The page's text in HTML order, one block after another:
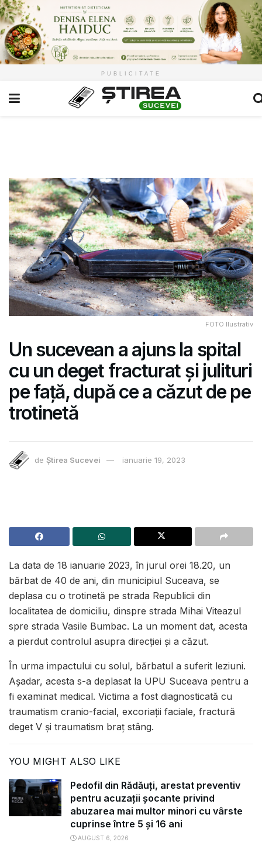
PUBLICITATE
FOTO Ilustrativ
Un sucevean a ajuns la spital
cu un deget fracturat și julituri
pe față, după ce a căzut de pe
trotinetă
de Știrea Sucevei ianuarie 19, 2023
La data de 18 ianuarie 2023, în jurul orei 18.20, un
bărbat de 40 de ani, din municipiul Suceava, se
deplasa cu o trotinetă pe strada Republicii din
localitatea de domiciliu, dinspre strada Mihai Viteazul
spre strada Vasile Bumbac. La un moment dat, acesta
a pierdut controlul asupra direcției și a căzut.
În urma impactului cu solul, bărbatul a suferit leziuni.
Așadar, acesta s-a deplasat la UPU Suceava pentru a
fi examinat medical. Victima a fost diagnosticată cu
traumatism cranio-facial, excoriații faciale, fractură
deget V și traumatism braț stâng.
YOU MIGHT ALSO LIKE
Pedofil din Rădăuți, arestat preventiv
pentru acuzații șocante privind
abuzarea mai multor minori cu vârste
cuprinse între 5 și 16 ani
AUGUST 6, 2026